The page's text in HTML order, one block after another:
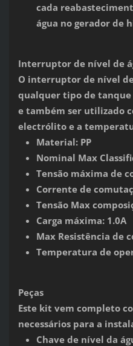
cada
água no gerador de
Interruptor de nível de
O interruptor de nível
qualquer tipo de
e também ser utilizado
electrólito e a
Material: PP
Nominal Max
Tensão máxima de
Corrente de
Tensão Max
Carga máxima: 1.0A
Max Resistência de
Temperatura de
Peças
Este kit vem completo
necessários para a
Chave de nível da